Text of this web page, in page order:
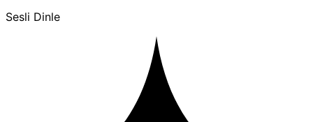
Sesli Dinle